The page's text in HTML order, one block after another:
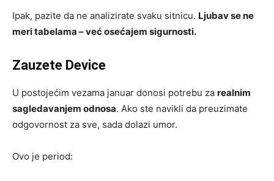
Ipak, pazite da ne analizirate svaku sitnicu. Ljubav se ne
meri tabelama – već osećajem sigurnosti.
Zauzete Device
U postojećim vezama januar donosi potrebu za realnim
sagledavanjem odnosa. Ako ste navikli da preuzimate
odgovornost za sve, sada dolazi umor.
Ovo je period: